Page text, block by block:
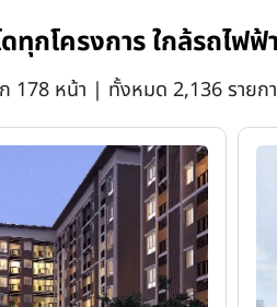
ทุกโครงการ ใกล้รถไฟฟ้
178 หน้า | ทั้งหมด 2,136 รายก